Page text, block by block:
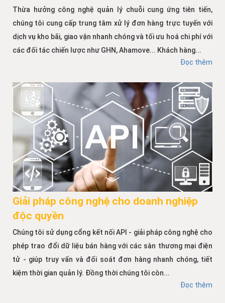
Thừa hưởng công nghệ quản lý chuỗi cung ứng tiên tiến,
chúng tôi cung cấp trung tâm xử lý đơn hàng trực tuyến với
dịch vụ kho bãi, giao vận nhanh chóng và tối ưu hoá chi phí với
các đối tác chiến lược như GHN, Ahamove... Khách hàng...
Đọc thêm
Giải pháp công nghệ cho doanh nghiệp
độc quyền
Chúng tôi sử dụng cổng kết nối API - giải pháp công nghệ cho
phép trao đổi dữ liệu bán hàng với các sàn thương mại điện
tử - giúp truy vấn và đối soát đơn hàng nhanh chóng, tiết
kiệm thời gian quản lý. Đồng thời chúng tôi còn...
Đọc thêm